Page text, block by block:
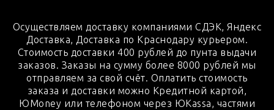
Осуществляем доставку компаниями СДЭК, Яндекс
Доставка, Доставка по Краснодару курьером.
Стоимость доставки 400 рублей до пунта выдачи
заказов. Заказы на сумму более 8000 рублей мы
отправляем за свой счёт. Оплатить стоимость
заказа и доставки можно Кредитной картой,
ЮMoney или телефоном через ЮKassa, частями